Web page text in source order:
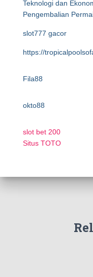
Teknologi dan
Pengembalian
slot777 gacor
https://
Fila88
okto88
slot bet 200
Situs TOTO